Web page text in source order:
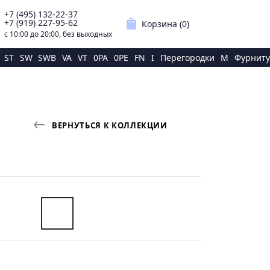
+7 (495) 132-22-37
+7 (919) 227-95-62
с 10:00 до 20:00, без выходных
shopping_bag Корзина (0)
ST SW SWB VA VT 0PA 0PE FN I Перегородки M
ВЕРНУТЬСЯ К КОЛЛЕКЦИИ